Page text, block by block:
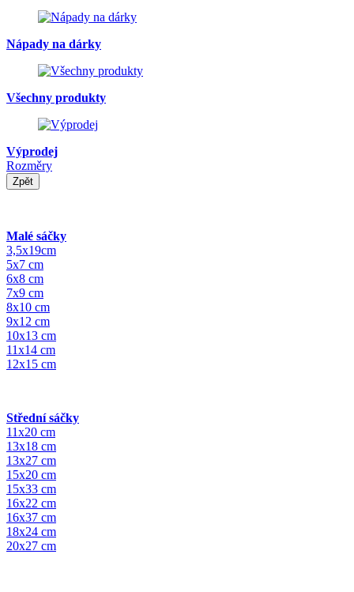
Nápady na dárky
Všechny produkty
Výprodej
Rozměry
Zpět
Malé sáčky
3,5x19cm
5x7 cm
6x8 cm
7x9 cm
8x10 cm
9x12 cm
10x13 cm
11x14 cm
12x15 cm
Střední sáčky
11x20 cm
13x18 cm
13x27 cm
15x20 cm
15x33 cm
16x22 cm
16x37 cm
18x24 cm
20x27 cm